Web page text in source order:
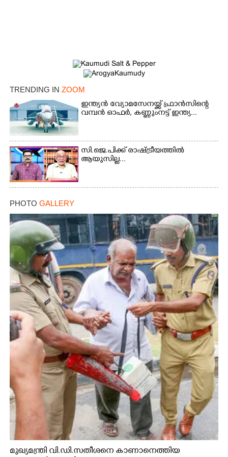
TRENDING IN ZOOM
ഇന്ത്യൻ വ്യോമസേനയ്ക്ക് ഫ്രാൻസിന്റെ
വമ്പൻ ഓഫർ, കണ്ണുംനട്ട് ഇന്ത്യ...
സി.ജെ.പിക്ക് രാഷ്ട്രീയത്തിൽ
ആയുസില്ല...
PHOTO GALLERY
മുഖ്യമന്ത്രി വി.ഡി.സതീശനെ കാണാനെത്തിയ